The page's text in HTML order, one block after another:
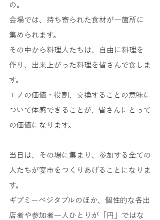
の。
会場では、持ち寄られた食材が一箇所に
集められます。
その中から料理人たちは、自由に料理を
作り、出来上がった料理を皆さんで食しま
す。
モノの価値・役割、交換することの意味に
ついて体感できることが、皆さんにとって
の価値になります。
当日は、その場に集まり、参加する全ての
人たちが宴市をつくりあげることになりま
す。
ギブミーベジタブルのほか、個性的な各出
店者や参加者一人ひとりが「円」ではな